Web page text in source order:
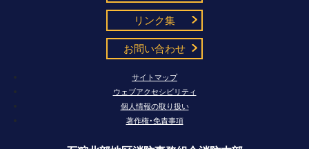
リンク集
お問い合わせ
サイトマップ
ウェブアクセシビリティ
個人情報の取り扱い
著作権・免責事項